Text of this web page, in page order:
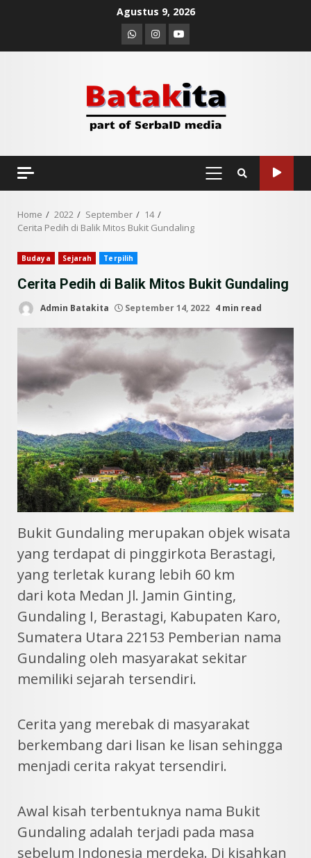
Agustus 9, 2026
Whatsapp
Instagram
Youtube
PRIMARY
Home 2022 September
14
Cerita Pedih di Balik Mitos Bukit Gundaling
Budaya Sejarah Terpilih
Cerita Pedih di Balik Mitos Bukit Gundaling
Admin Batakita September 14, 2022 4 min read
Bukit Gundaling merupakan objek wisata
yang terdapat di pinggirkota Berastagi,
yang terletak kurang lebih 60 km
dari kota Medan Jl. Jamin Ginting,
Gundaling I, Berastagi, Kabupaten Karo,
Sumatera Utara 22153 Pemberian nama
Gundaling oleh masyarakat sekitar
memiliki sejarah tersendiri.
Cerita yang merebak di masyarakat
berkembang dari lisan ke lisan sehingga
menjadi cerita rakyat tersendiri.
Awal kisah terbentuknya nama Bukit
Gundaling adalah terjadi pada masa
sebelum Indonesia merdeka. Di kisahkan